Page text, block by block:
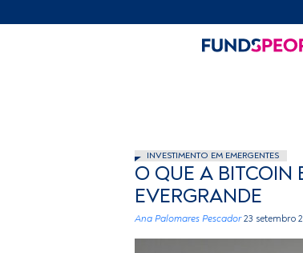
INVESTIMENTO EM EMERGENTES
O QUE A BITCOIN
EVERGRANDE
Ana Palomares Pescador 23 setembro